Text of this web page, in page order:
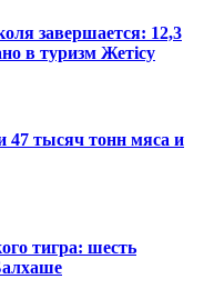
завершается: 12,3
в туризм Жетісу
47 тысяч тонн мяса и
тигра: шесть